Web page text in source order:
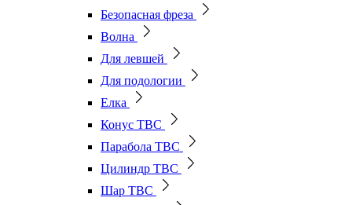
Безопасная фреза
Волна
Для левшей
Для подологии
Елка
Конус ТВС
Парабола ТВС
Цилиндр ТВС
Шар ТВС